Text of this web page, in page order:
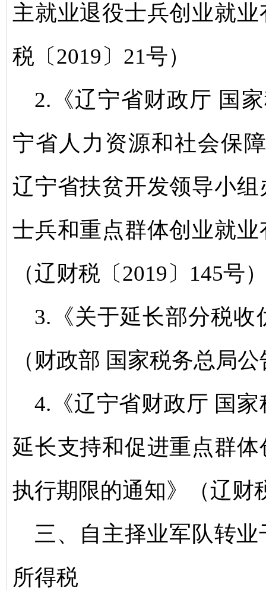
主就业退役士兵创业就
税〔2019〕21号）
2.《辽宁省财政厅 国
宁省人力资源和社会保
辽宁省扶贫开发领导小
士兵和重点群体创业就
（辽财税〔2019〕145号
3.《关于延长部分税
（财政部 国家税务总局
4.《辽宁省财政厅 国
延长支持和促进重点群
执行期限的通知》（辽财
三、自主择业军队转
所得税